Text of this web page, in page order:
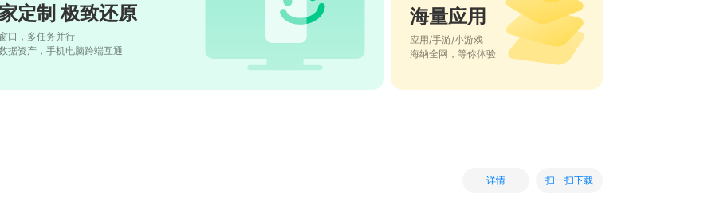
定制 极致还原
口，多任务并行
据资产，手机电脑跨端互通
海量应用
应用/手游/小游戏
海纳全网，等你体验
详情 扫一扫下载